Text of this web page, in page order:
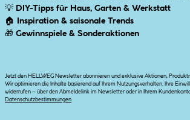
💡 DIY-Tipps für Haus, Garten & Werkstatt
🏠
Inspiration & saisonale Trends
🎁 Gewinnspiele & Sonderaktionen
Jetzt den HELLWEG Newsletter abonnieren und exklusive Aktionen,
Wir optimieren die Inhalte basierend auf Ihrem Nutzungsverhalten. Ihre
widerrufen – über den Abmeldelink im Newsletter oder in Ihrem
Datenschutzbestimmungen.